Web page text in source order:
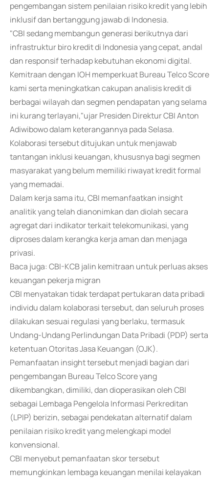
pengembangan sistem penilaian risiko kredit yang lebih
inklusif dan bertanggung jawab di Indonesia.
"CBI sedang membangun generasi berikutnya dari
infrastruktur biro kredit di Indonesia yang cepat, andal
dan responsif terhadap kebutuhan ekonomi digital.
Kemitraan dengan IOH memperkuat Bureau Telco Score
kami serta meningkatkan cakupan analisis kredit di
berbagai wilayah dan segmen pendapatan yang selama
ini kurang terlayani,"ujar Presiden Direktur CBI Anton
Adiwibowo dalam keterangannya pada Selasa.
Kolaborasi tersebut ditujukan untuk menjawab
tantangan inklusi keuangan, khususnya bagi segmen
masyarakat yang belum memiliki riwayat kredit formal
yang memadai.
Dalam kerja sama itu, CBI memanfaatkan insight
analitik yang telah dianonimkan dan diolah secara
agregat dari indikator terkait telekomunikasi, yang
diproses dalam kerangka kerja aman dan menjaga
privasi.
Baca juga: CBI-KCB jalin kemitraan untuk perluas akses
keuangan pekerja migran
CBI menyatakan tidak terdapat pertukaran data pribadi
individu dalam kolaborasi tersebut, dan seluruh proses
dilakukan sesuai regulasi yang berlaku, termasuk
Undang-Undang Perlindungan Data Pribadi (PDP) serta
ketentuan Otoritas Jasa Keuangan (OJK).
Pemanfaatan insight tersebut menjadi bagian dari
pengembangan Bureau Telco Score yang
dikembangkan, dimiliki, dan dioperasikan oleh CBI
sebagai Lembaga Pengelola Informasi Perkreditan
(LPIP) berizin, sebagai pendekatan alternatif dalam
penilaian risiko kredit yang melengkapi model
konvensional.
CBI menyebut pemanfaatan skor tersebut
memungkinkan lembaga keuangan menilai kelayakan